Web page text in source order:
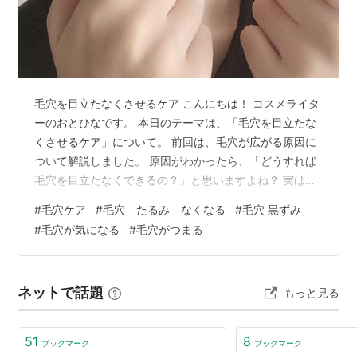
毛穴を目立たなくさせるケア こんにちは！ コスメライタ
ーのおとひなです。 本日のテーマは、「毛穴を目立たな
くさせるケア」について。 前回は、毛穴が広がる原因に
ついて解説しました。 原因がわかったら、「どうすれば
毛穴を目立たなくできるの？」と思いますよね？ 実は、
ことは可能！ 今回は毛穴を目立たせないための正しいス
キンケア方法 を詳しくご紹介します。 ■クレンジング＆
洗顔で汚れを落とす 毛穴詰まりを防ぐために、正しいク
落とす✅ ゴシゴシ洗わない！優しくクルクルと洗う✅ 洗
顔後は優しくタオルオ…
#毛穴ケア #毛穴 たるみ なくなる #毛穴 黒ずみ
#毛穴が気になる #毛穴がつまる
ネットで話題 もっと見る
51 ブックマーク 8 ブックマーク